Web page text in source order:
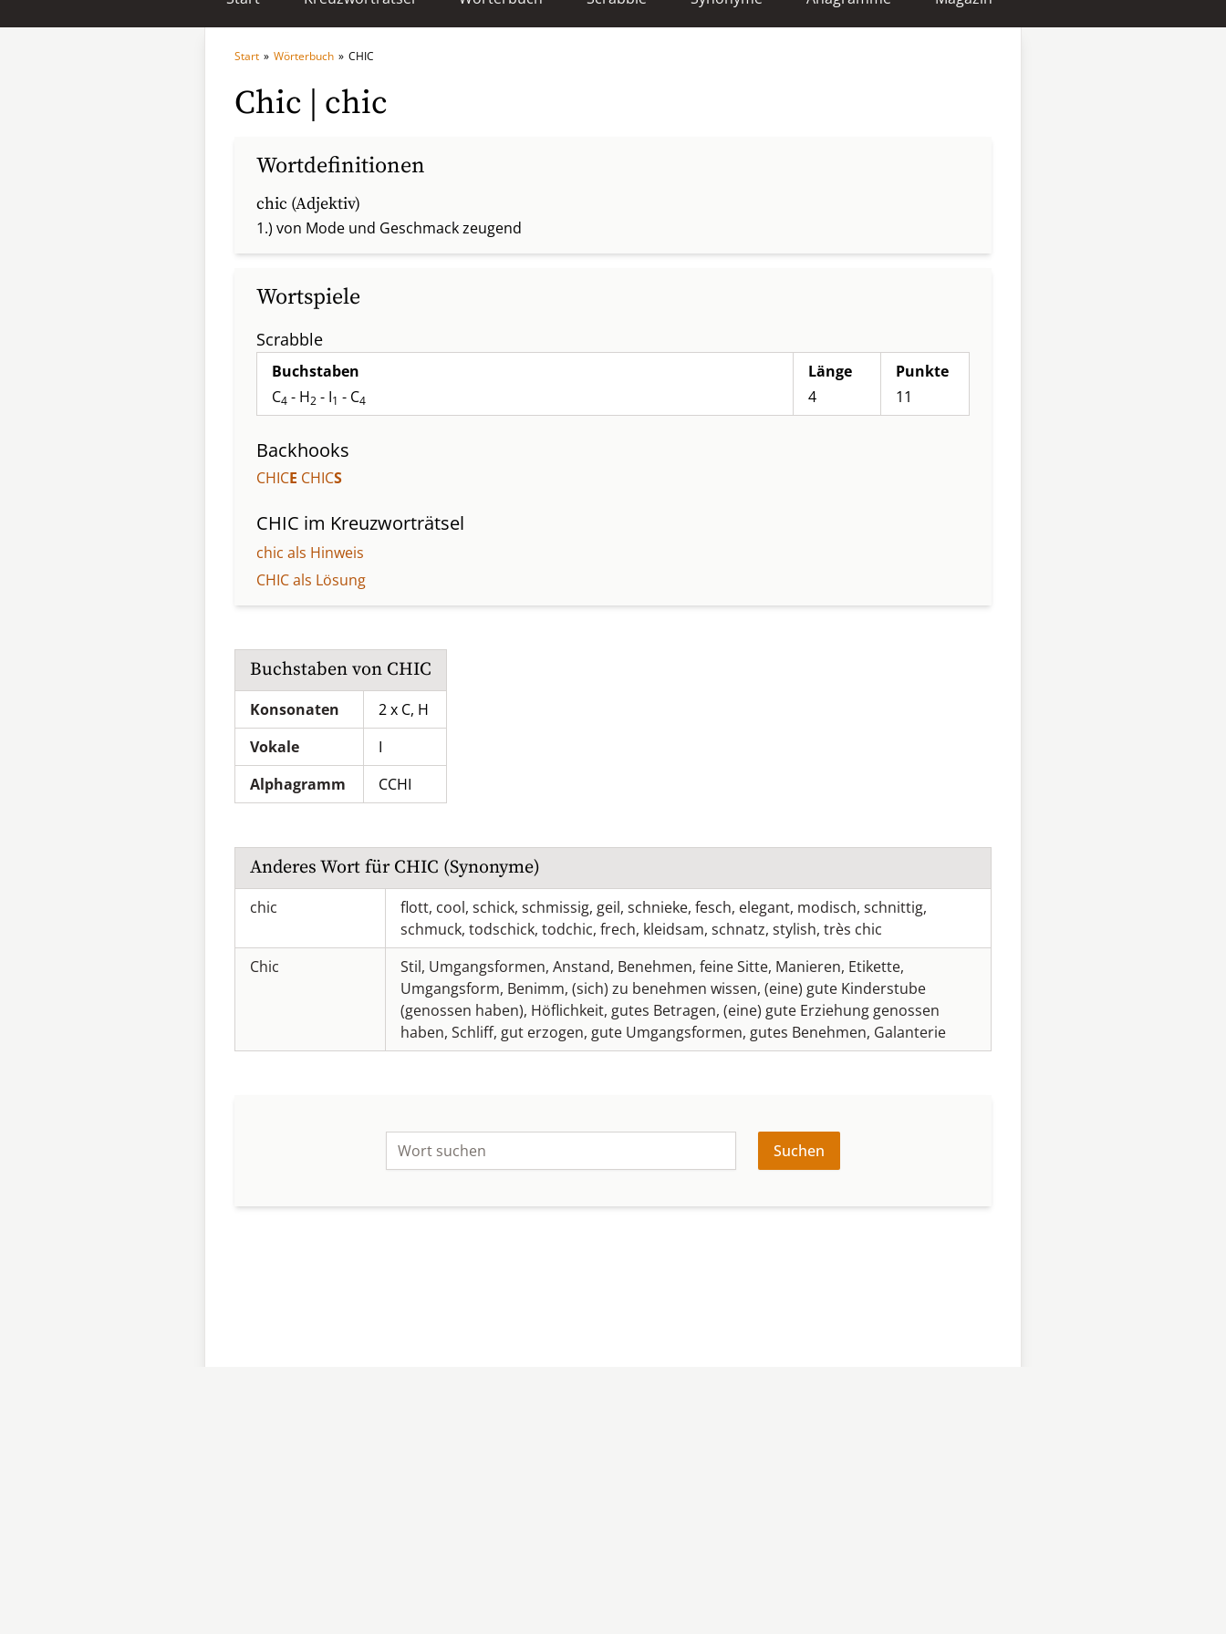
Start » Wörterbuch » CHIC
Chic | chic
Wortdefinitionen
chic (Adjektiv)
1.) von Mode und Geschmack zeugend
Wortspiele
Scrabble
Buchstaben
C4 - H2 - I1 - C4
Länge
4
Punkte
11
Backhooks
CHICE CHICS
CHIC im Kreuzworträtsel
chic als Hinweis
CHIC als Lösung
Buchstaben von CHIC
Konsonaten
2 x C, H
Vokale
I
Alphagramm
CCHI
Anderes Wort für CHIC (Synonyme)
chic flott, cool, schick, schmissig, geil, schnieke, fesch, elegant, modisch, schnittig,
schmuck, todschick, todchic, frech, kleidsam, schnatz, stylish, très chic
Chic
Stil, Umgangsformen, Anstand, Benehmen, feine Sitte, Manieren, Etikette,
Umgangsform, Benimm, (sich) zu benehmen wissen, (eine) gute Kinderstube
(genossen haben), Höflichkeit, gutes Betragen, (eine) gute Erziehung genossen
haben, Schliff, gut erzogen, gute Umgangsformen, gutes Benehmen, Galanterie
Suchen